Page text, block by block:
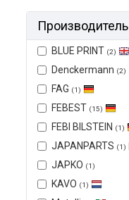
Производитель
BLUE PRINT (2)
Denckermann (2)
FAG (1)
FEBEST (15)
FEBI BILSTEIN (1)
JAPANPARTS (1)
JAPKO (1)
KAVO (1)